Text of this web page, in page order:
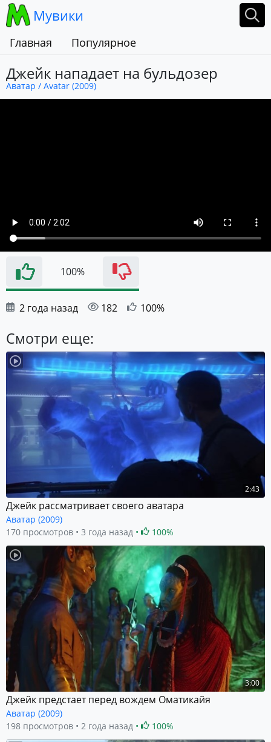
Мувики
Главная Популярное
Джейк нападает на бульдозер
Аватар / Avatar (2009)
100%
2 года назад 182 100%
Смотри еще:
2:43
Джейк рассматривает своего аватара
Аватар (2009)
170 просмотров
3 года назад 100%
3:00
Джейк предстает перед вождем Оматикайя
Аватар (2009)
198 просмотров
2 года назад 100%